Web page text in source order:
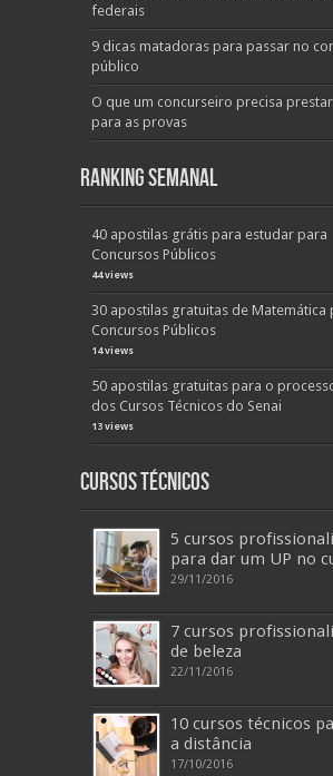
federais
9 dicas matadoras para passar no
público
O que um concurseiro precisa
para as provas
Ranking Semanal
40 apostilas grátis para estudar para
Concursos Públicos
44 views
30 apostilas gratuitas de Matemática
Concursos Públicos
14 views
50 apostilas gratuitas para o
dos Cursos Técnicos do Senai
13 views
Cursos Técnicos
5 cursos
para dar um UP no
29/11/2016
7 cursos
de beleza
22/11/2016
10 cursos técnicos
a distância
17/10/2016